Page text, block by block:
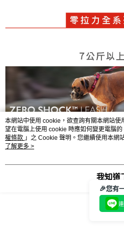
本網站中使用 cookie，欲查詢有關本網站使
望在電腦上使用 cookie 時應如何變更電腦
權條款 」之 Cookie 聲明。您繼續使用本網
用條款之 Cookie 聲明使用 cookie。
了解更多 >
我知道